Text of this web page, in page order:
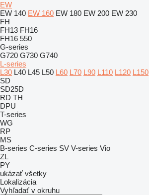
EW
EW 140 EW 160 EW 180 EW 200 EW 230
FH
FH13 FH16
FH16 550
G-series
G720 G730 G740
L-series
L30 L40 L45 L50 L60 L70 L90 L110 L120 L150
SD
SD25D
RD TH
DPU
T-series
WG
RP
MS
B-series C-series SV V-series Vio
ZL
PY
ukázať všetky
Lokalizácia
Vyhľadať v okruhu